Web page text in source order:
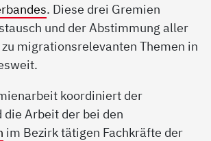
. Diese drei Gremien
und der Abstimmung aller
zu migrationsrelevanten Themen in
koordiniert der
die Arbeit der bei den
im Bezirk tätigen Fachkräfte der